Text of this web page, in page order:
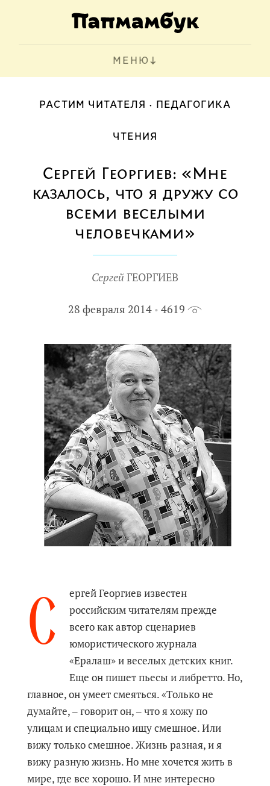
МЕНЮ
РАСТИМ ЧИТАТЕЛЯ ПЕДАГОГИКА
ЧТЕНИЯ
Сергей Георгиев: «Мне
казалось, что я дружу со
всеми веселыми
человечками»
Сергей ГЕОРГИЕВ
28 февраля 2014 4619
С
ергей Георгиев известен
российским читателям прежде
всего как автор сценариев
юмористического журнала
«Ералаш» и веселых детских книг.
Еще он пишет пьесы и либретто. Но,
главное, он умеет смеяться. «Только не
думайте, ‒ говорит он, ‒ что я хожу по
улицам и специально ищу смешное. Или
вижу только смешное. Жизнь разная, и я
вижу разную жизнь. Но мне хочется жить в
мире, где все хорошо. И мне интересно